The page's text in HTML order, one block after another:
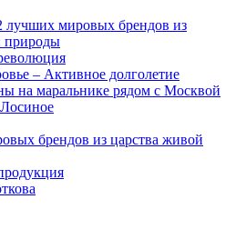
лучших мировых брендов из
природы
– Активное долголетие
на маральнике рядом с Москвой
брендов из царства живой